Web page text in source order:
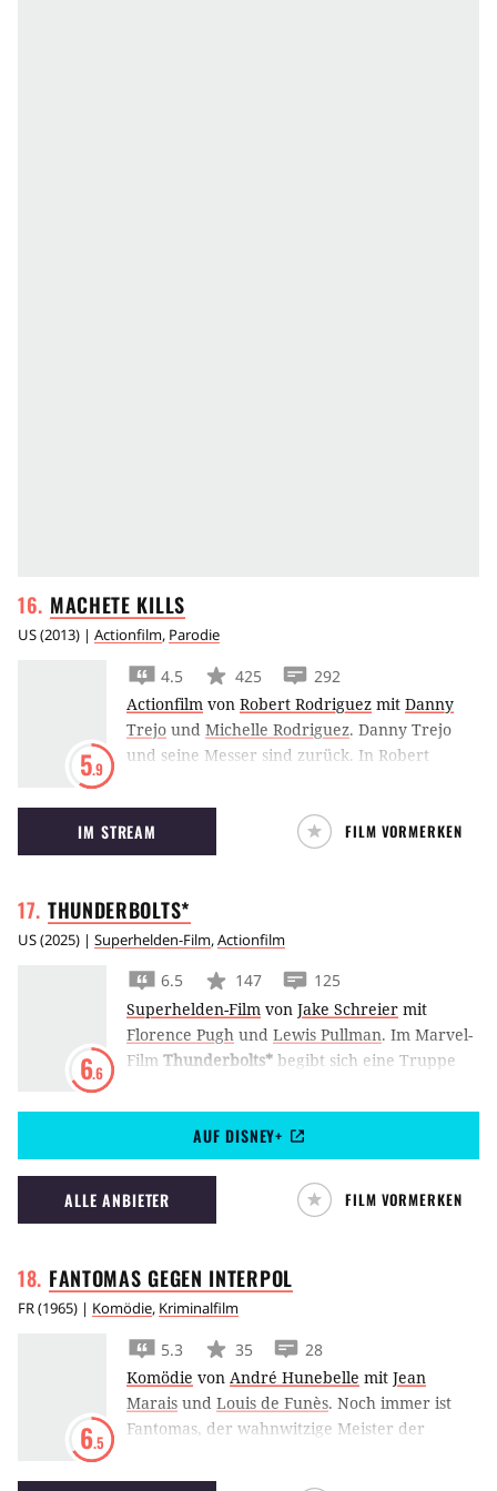
MACHETE KILLS
US(2013) | Actionfilm, Parodie
5.9
4.5 425
292
Actionfilm von Robert Rodriguez mit Danny
Trejo und Michelle Rodriguez. Danny Trejo
und seine Messer sind zurück. In Robert
den US-Präsidenten und Mel Gibson gibt den
Bösewicht.
IM STREAM FILM VORMERKEN
THUNDERBOLTS*
US(2025) | Superhelden-Film,Actionfilm
6.6
6.5 147
125
Superhelden-Film von Jake Schreier mit
Florence Pugh und Lewis Pullman. Im Marvel-
Film Thunderbolts* begibt sich eine Truppe
gefährliche Mission, die ihnen endlich
Vergebung einbringen könnte.
AUF DISNEY+
ALLE ANBIETER FILM VORMERKEN
FANTOMAS GEGEN INTERPOL
FR(1965) | Komödie, Kriminalfilm
6.5
5.3 35
28
Komödie von André Hunebelle mit Jean
Marais und Louis de Funès. Noch immer ist
Fantomas, der wahnwitzige Meister der
rücksichtslos, die alleinige Weltherrschaft an